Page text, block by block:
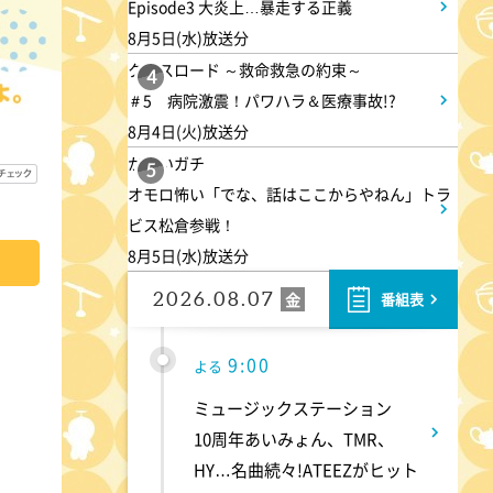
Episode3 大炎上…暴走する正義
8月5日(水)放送分
4
クロスロード ～救命救急の約束～
＃5 病院激震！パワハラ＆医療事故!?
8月4日(火)放送分
5
かまいガチ
オモロ怖い「でな、話はここからやねん」トラ
ビス松倉参戦！
8月5日(水)放送分
2026.08.07 金 番組表
よる 8:00
マツコ&有吉 かりそめ天国
M-1王者たくろうの滋賀の魅力
プレゼンツアー
よる 8:54
私の幸福時間
よる 9:00
ミュージックステーション
10周年あいみょん、TMR、
HY…名曲続々!ATEEZがヒット